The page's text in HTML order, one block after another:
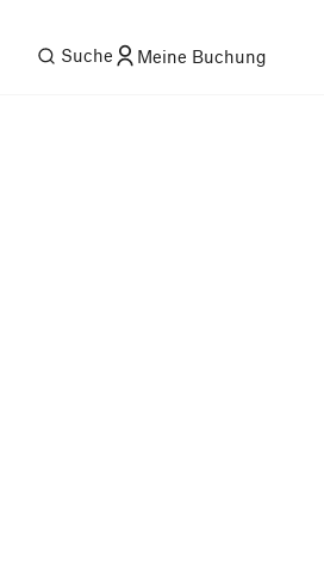
Suche Meine Buchung